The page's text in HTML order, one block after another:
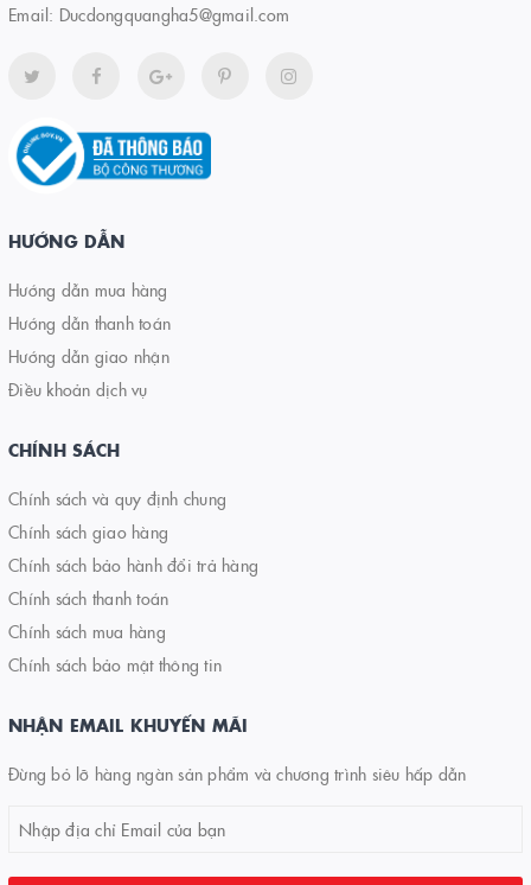
Email: Ducdongquangha5@gmail.com
HƯỚNG DẪN
Hướng dẫn mua hàng
Hướng dẫn thanh toán
Hướng dẫn giao nhận
Điều khoản dịch vụ
CHÍNH SÁCH
Chính sách và quy định chung
Chính sách giao hàng
Chính sách bảo hành đổi trả hàng
Chính sách thanh toán
Chính sách mua hàng
Chính sách bảo mật thông tin
NHẬN EMAIL KHUYẾN MÃI
Đừng bỏ lỡ hàng ngàn sản phẩm và chương trình siêu hấp dẫn